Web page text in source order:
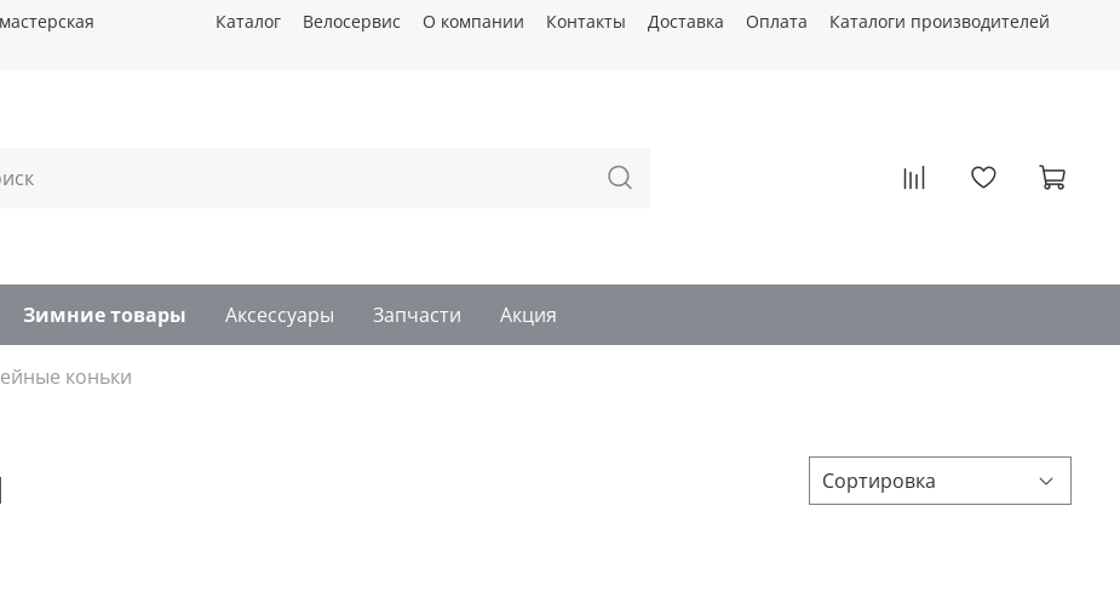
Каталог Велосервис О компании Контакты Доставка Оплата Каталоги производителей
Зимние товары Аксессуары Запчасти Акция
коньки